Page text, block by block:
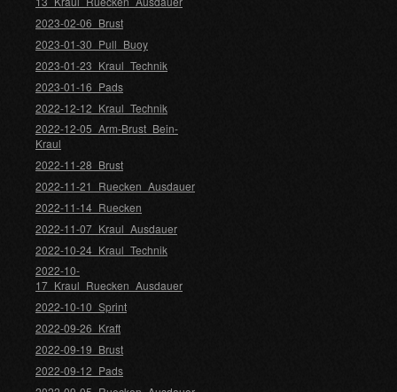
2023-02-06_Brust
2023-01-30_Pull_Buoy
2023-01-23_Kraul_Technik
2023-01-16_Pads
2022-12-12_Kraul_Technik
2022-12-05_Arm-Brust_Bein-
Kraul
2022-11-28_Brust
2022-11-21_Ruecken_Ausdauer
2022-11-14_Ruecken
2022-11-07_Kraul_Ausdauer
2022-10-24_Kraul_Technik
2022-10-
17_Kraul_Ruecken_Ausdauer
2022-10-10_Sprint
2022-09-26_Kraft
2022-09-19_Brust
2022-09-12_Pads